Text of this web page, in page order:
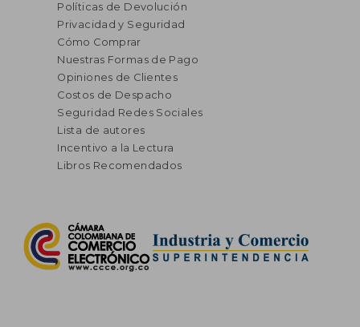
Políticas de Devolución
Privacidad y Seguridad
Cómo Comprar
Nuestras Formas de Pago
Opiniones de Clientes
Costos de Despacho
Seguridad Redes Sociales
Lista de autores
Incentivo a la Lectura
Libros Recomendados